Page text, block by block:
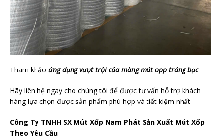
Tham khảo ứng dụng vượt trội của màng mút opp tráng bạc
Hãy liên hệ ngay cho chúng tôi để được tư vấn hỗ trợ khách
hàng lựa chọn được sản phẩm phù hợp và tiết kiệm nhất
Công Ty TNHH SX Mút Xốp Nam Phát Sản Xuất Mút Xốp
Theo Yêu Cầu